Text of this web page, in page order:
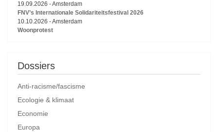
19.09.2026 -Amsterdam
FNV’s Internationale Solidariteitsfestival 2026
10.10.2026 -Amsterdam
Woonprotest
Dossiers
Anti-racisme/fascisme
Ecologie & klimaat
Economie
Europa